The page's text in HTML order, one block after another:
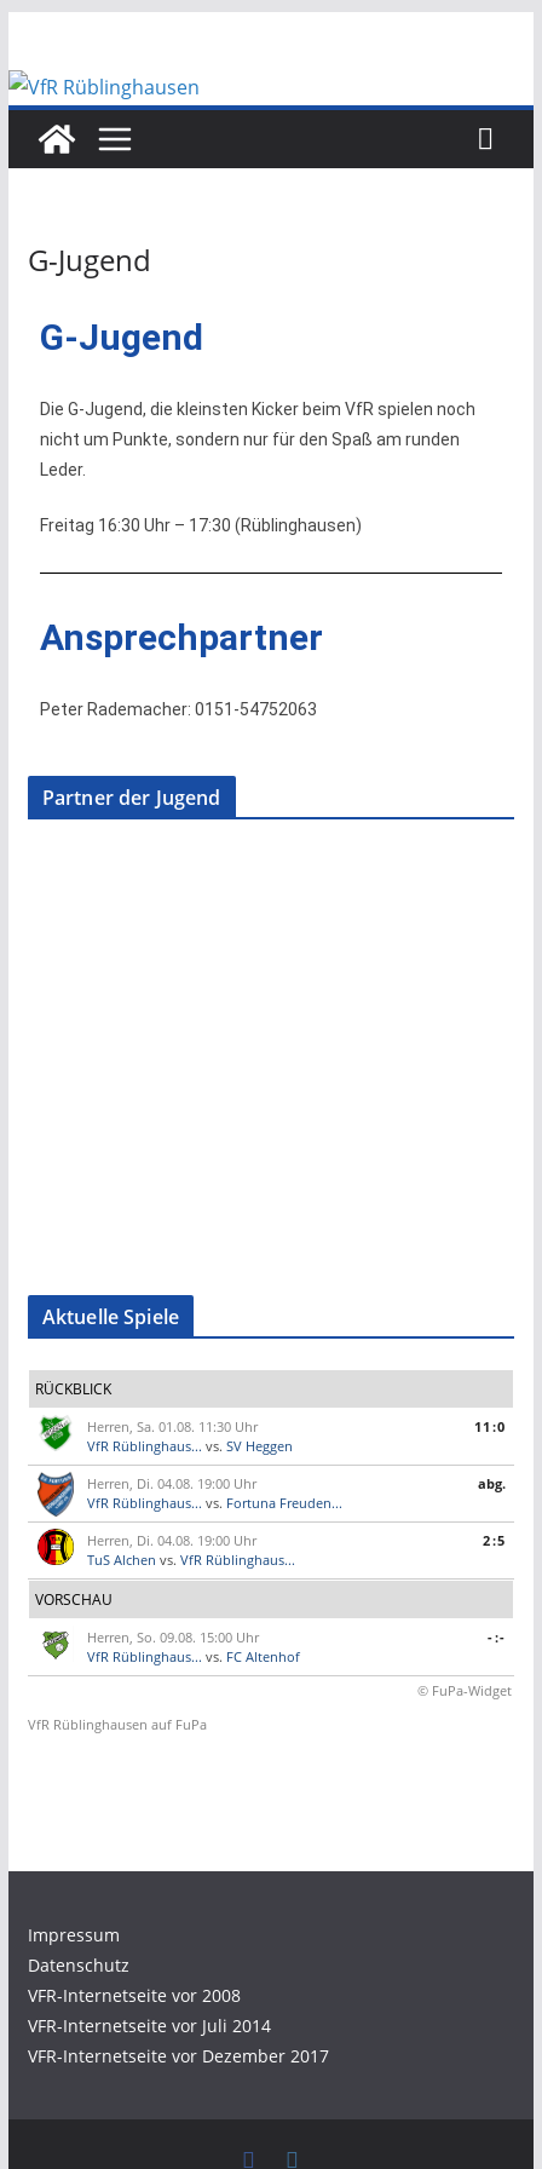
G-Jugend
G-Jugend
Die G-Jugend, die kleinsten Kicker beim VfR spielen noch
nicht um Punkte, sondern nur für den Spaß am runden
Leder.
Freitag 16:30 Uhr – 17:30 (Rüblinghausen)
Ansprechpartner
Peter Rademacher: 0151-54752063
Partner der Jugend
Aktuelle Spiele
RÜCKBLICK
Herren, Sa. 01.08. 11:30 Uhr
VfR Rüblinghaus... vs. SV Heggen
11:0
Herren, Di. 04.08. 19:00 Uhr
VfR Rüblinghaus... vs. Fortuna Freuden...
abg.
Herren, Di. 04.08. 19:00 Uhr
TuS Alchen vs. VfR Rüblinghaus...
2:5
VORSCHAU
Herren, So. 09.08. 15:00 Uhr
VfR Rüblinghaus... vs. FC Altenhof
-:-
© FuPa-Widget
VfR Rüblinghausen auf FuPa
Impressum
Datenschutz
VFR-Internetseite vor 2008
VFR-Internetseite vor Juli 2014
VFR-Internetseite vor Dezember 2017